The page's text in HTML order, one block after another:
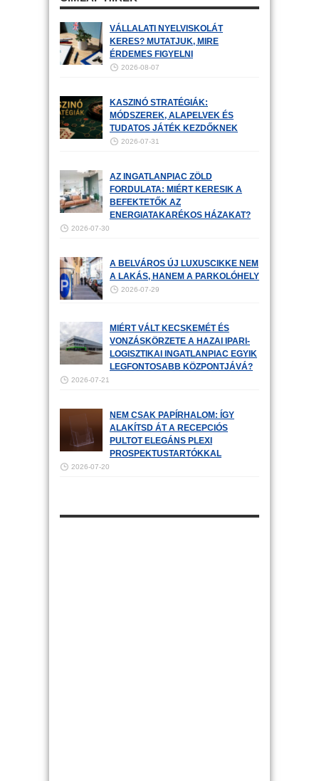
VÁLLALATI NYELVISKOLÁT
KERES? MUTATJUK, MIRE
ÉRDEMES FIGYELNI
2026-08-07
KASZINÓ STRATÉGIÁK:
MÓDSZEREK, ALAPELVEK ÉS
TUDATOS JÁTÉK KEZDŐKNEK
2026-07-31
AZ INGATLANPIAC ZÖLD
FORDULATA: MIÉRT KERESIK A
BEFEKTETŐK AZ
ENERGIATAKARÉKOS HÁZAKAT?
2026-07-30
A BELVÁROS ÚJ LUXUSCIKKE NEM
A LAKÁS, HANEM A PARKOLÓHELY
2026-07-29
MIÉRT VÁLT KECSKEMÉT ÉS
VONZÁSKÖRZETE A HAZAI IPARI-
LOGISZTIKAI INGATLANPIAC EGYIK
LEGFONTOSABB KÖZPONTJÁVÁ?
2026-07-21
NEM CSAK PAPÍRHALOM: ÍGY
ALAKÍTSD ÁT A RECEPCIÓS
PULTOT ELEGÁNS PLEXI
PROSPEKTUSTARTÓKKAL
2026-07-20